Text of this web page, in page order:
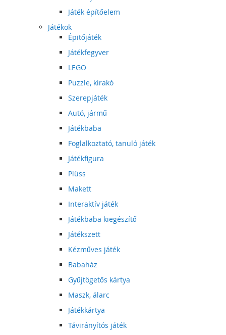
Játék építőelem
Játékok
Épitőjáték
Játékfegyver
LEGO
Puzzle, kirakó
Szerepjáték
Autó, jármű
Játékbaba
Foglalkoztató, tanuló játék
Játékfigura
Plüss
Makett
Interaktív játék
Játékbaba kiegészítő
Játékszett
Kézműves játék
Babaház
Gyűjtögetős kártya
Maszk, álarc
Játékkártya
Távirányítós játék